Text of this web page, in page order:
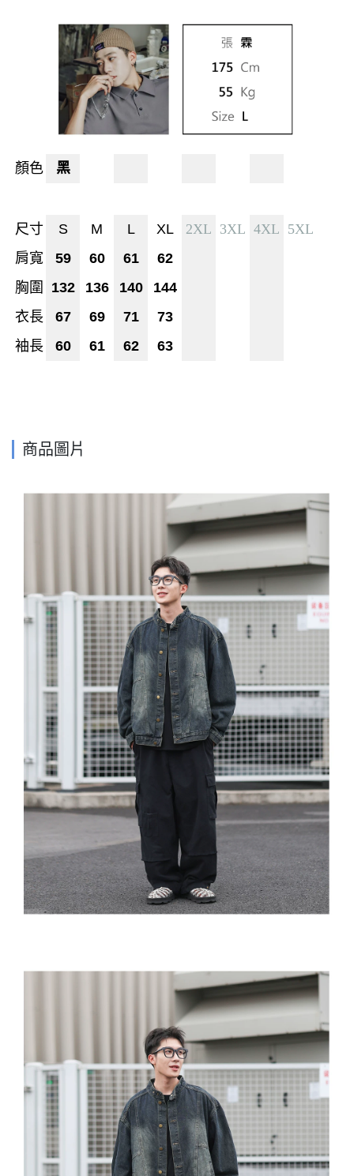
顏色 黑
尺寸 S M L XL 2XL 3XL 4XL 5XL
肩寬
59 60 61
62
胸圍
132 136 140
144
衣長
67 69 71
73
袖長
60 61 62 63
商品圖片